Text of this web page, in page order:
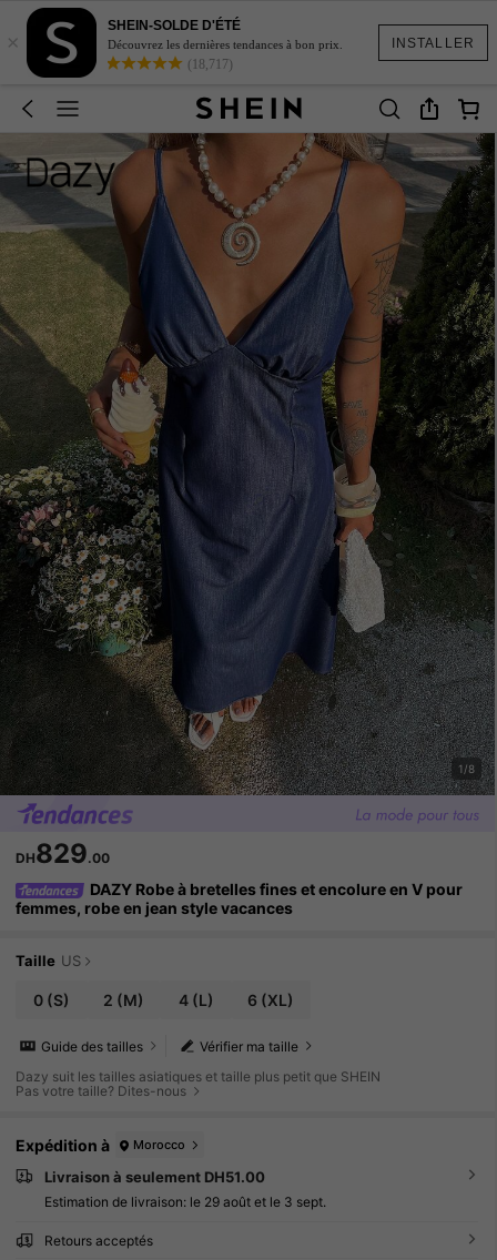
INSTALLER
×
SHEIN-SOLDE D'ÉTÉ
Découvrez les dernières tendances à bon prix.
(18,717)
1/8
DH829.00
DAZY Robe à bretelles fines et encolure en V pour
femmes, robe en jean style vacances
Taille US
0 (S) 2 (M) 4(L) 6 (XL)
Vérifier ma taille
Guide des tailles
Dazy suit les tailles asiatiques et taille plus petit que SHEIN
Pas votre taille? Dites-nous
Expédition à Morocco
Livraison à seulement DH51.00
Estimation de livraison: le 29 août et le 3 sept.
Retours acceptés